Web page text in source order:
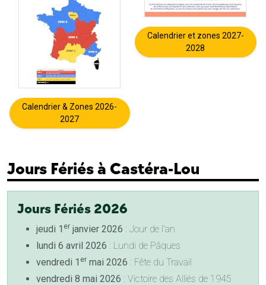
Calendrier & Zones 2026-
2027
Calendrier et zones 2027-
2028
Jours Fériés à Castéra-Lou
Jours Fériés 2026
jeudi 1 er janvier 2026 : Jour de l'an
lundi 6 avril 2026 : Lundi de Pâques
vendredi 1 er mai 2026 : Fête du Travail
vendredi 8 mai 2026 : Victoire des Alliés de 1945